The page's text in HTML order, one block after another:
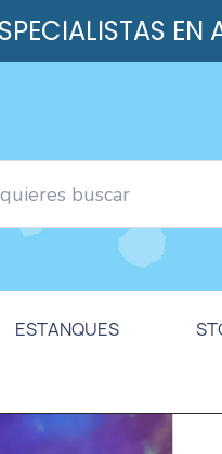
ESTANQUES